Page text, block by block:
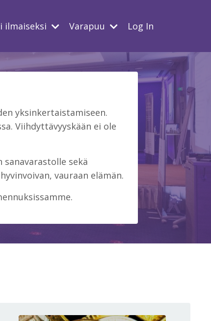
ilmaiseksi Varapuu Log In
yksinkertaistamiseen.
Viihdyttävyyskään ei ole
sekä
vauraan elämän.